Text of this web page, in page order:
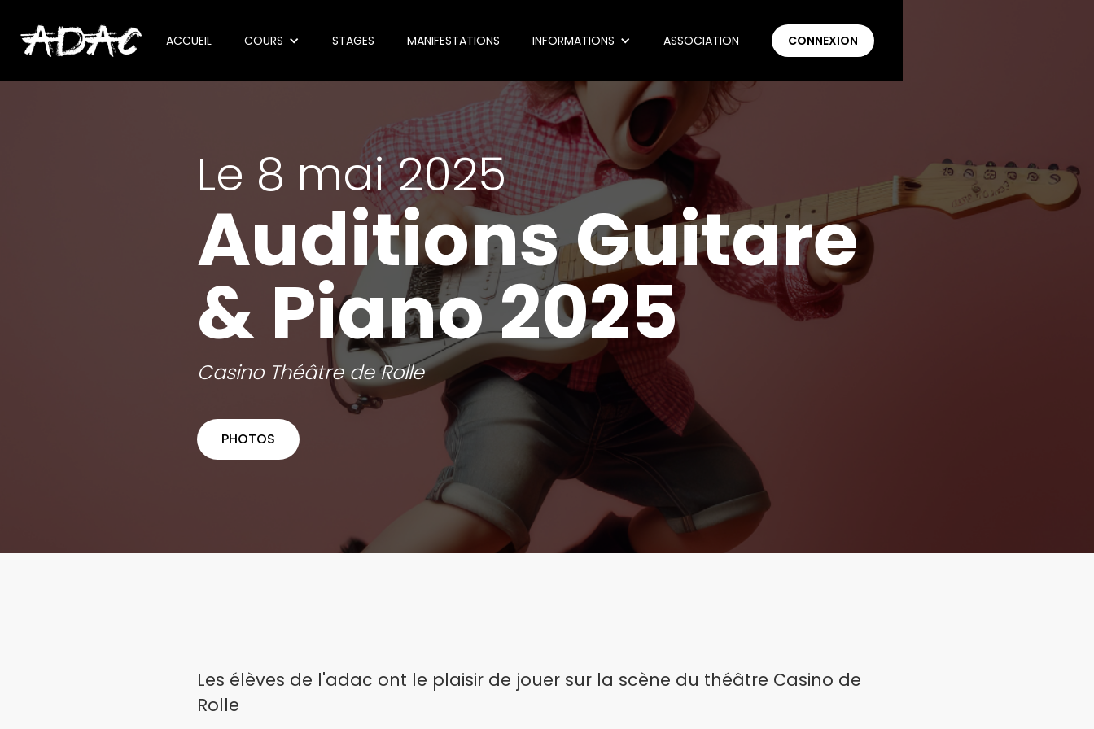
ACCUEIL COURS STAGES MANIFESTATIONS INFORMATIONS ASSOCIATION CONNEXION
Le 8 mai 2025
Auditions Guitare
& Piano 2025
Casino Théâtre de Rolle
PHOTOS
Les élèves de l'adac ont le plaisir de jouer sur la scène du théâtre Casino de
Rolle